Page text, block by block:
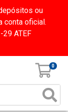
ou
conta oficial.
ATEF
0